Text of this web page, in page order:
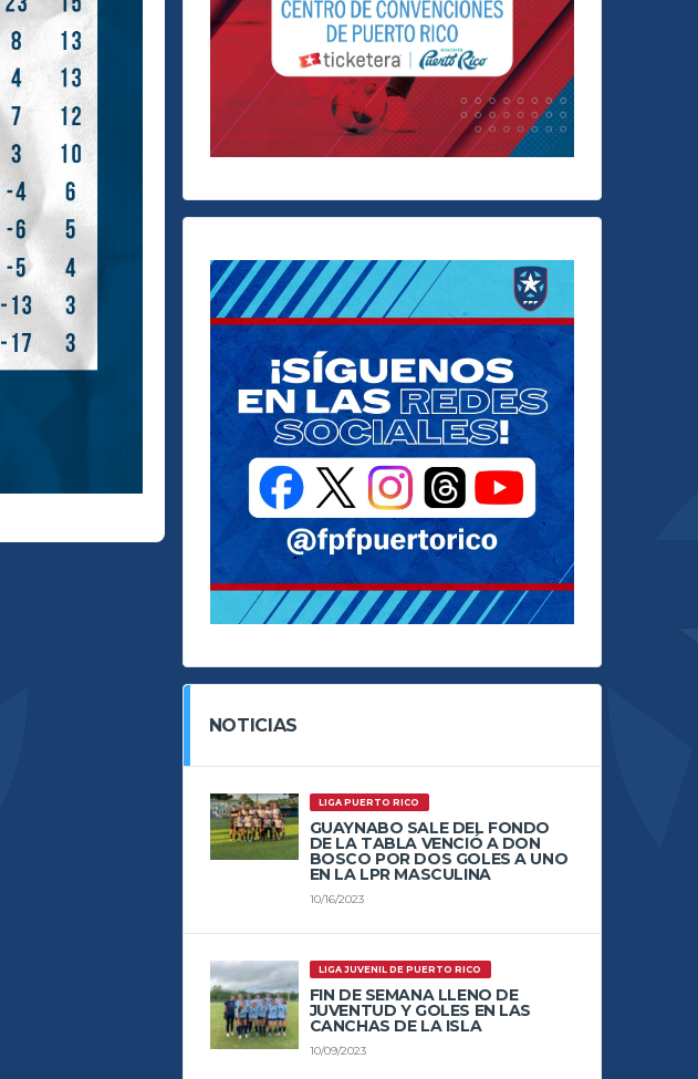
NOTICIAS
LIGA PUERTO RICO
GUAYNABO SALE DEL FONDO
DE LA TABLA VENCIÓ A DON
BOSCO POR DOS GOLES A UNO
EN LA LPR MASCULINA
10/16/2023
LIGA JUVENIL DE PUERTO RICO
FIN DE SEMANA LLENO DE
JUVENTUD Y GOLES EN LAS
CANCHAS DE LA ISLA
10/09/2023